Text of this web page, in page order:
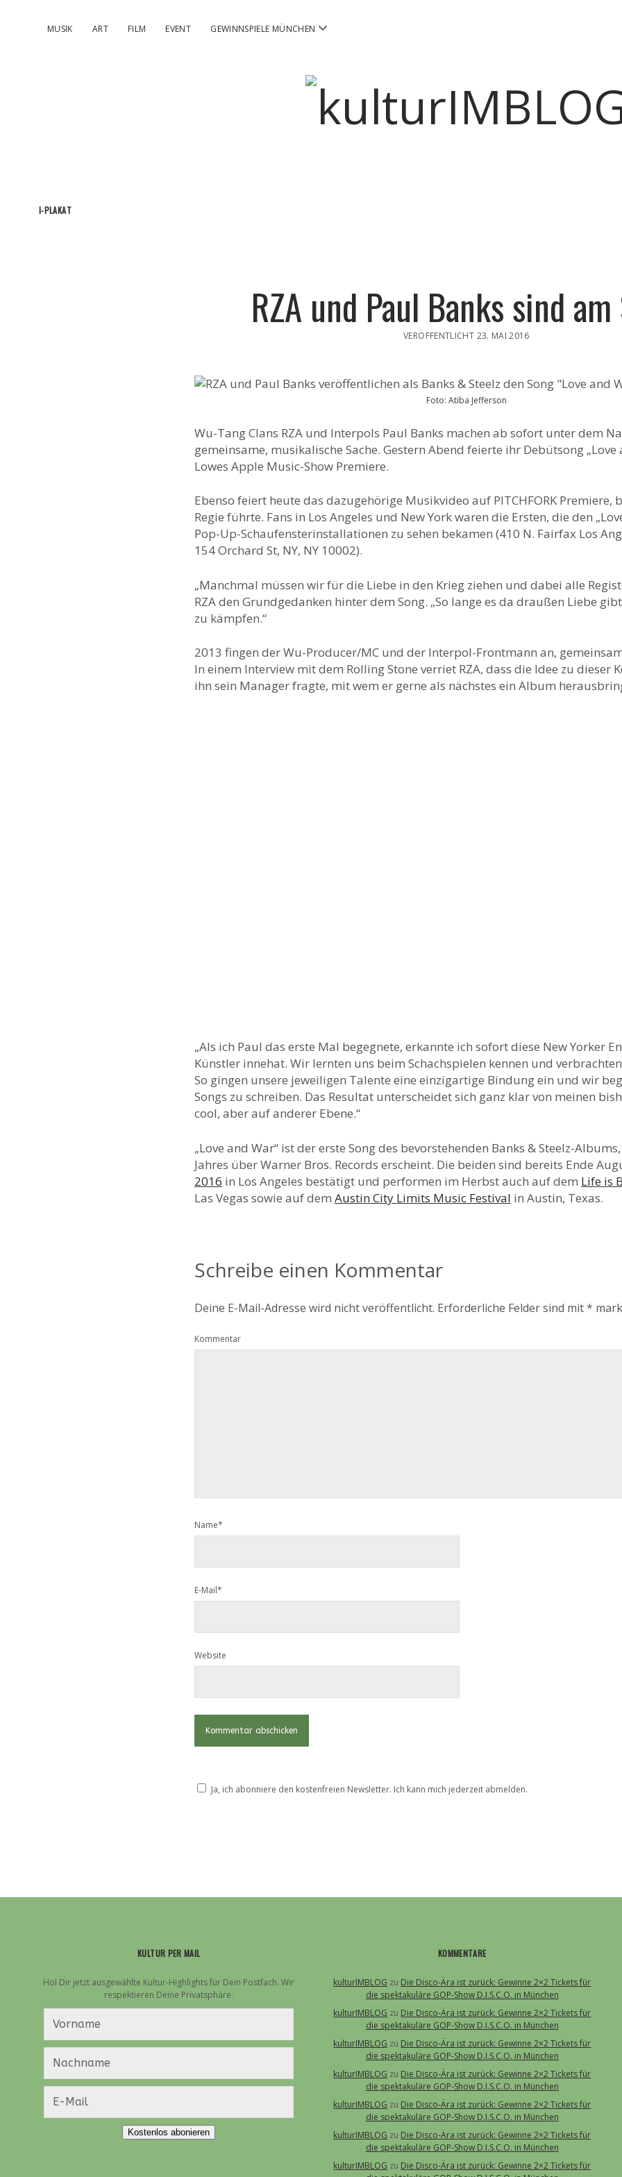
MUSIK ART FILM EVENT GEWINNSPIELE MÜNCHEN Menü
kulturIMBLOG
I-PLAKAT
RZA und Paul Banks sind
VERÖFFENTLICHT 23. MAI 2016
Foto: Atiba Jefferson
Wu-Tang Clans RZA und Interpols Paul Banks machen ab sofort unter dem
gemeinsame, musikalische Sache. Gestern Abend feierte ihr Debütsong „Love
Lowes Apple Music-Show Premiere.
Ebenso feiert heute das dazugehörige Musikvideo auf PITCHFORK Premiere,
Regie führte. Fans in Los Angeles und New York waren die Ersten, die den
Pop-Up-Schaufensterinstallationen zu sehen bekamen (410 N. Fairfax Los
154 Orchard St, NY, NY 10002).
„Manchmal müssen wir für die Liebe in den Krieg ziehen und dabei alle
RZA den Grundgedanken hinter dem Song. „So lange es da draußen Liebe
zu kämpfen.“
2013 fingen der Wu-Producer/MC und der Interpol-Frontmann an,
In einem Interview mit dem Rolling Stone verriet RZA, dass die Idee zu dieser
ihn sein Manager fragte, mit wem er gerne als nächstes ein Album
„Als ich Paul das erste Mal begegnete, erkannte ich sofort diese New Yorker
Künstler innehat. Wir lernten uns beim Schachspielen kennen und
So gingen unsere jeweiligen Talente eine einzigartige Bindung ein und wir
Songs zu schreiben. Das Resultat unterscheidet sich ganz klar von meinen
cool, aber auf anderer Ebene.“
„Love and War“ ist der erste Song des bevorstehenden Banks & Steelz-
Jahres über Warner Bros. Records erscheint. Die beiden sind bereits Ende
2016 in Los Angeles bestätigt und performen im Herbst auch auf dem Life is
Las Vegas sowie auf dem Austin City Limits Music Festival in Austin, Texas.
Schreibe einen Kommentar
Deine E-Mail-Adresse wird nicht veröffentlicht. Erforderliche Felder sind mit*
Kommentar
Name*
E-Mail*
Website
Ja, ich abonniere den kostenfreien Newsletter. Ich kann mich jederzeit abmelden.
KULTUR PER MAIL
Hol Dir jetzt ausgewählte Kultur-Highlights für Dein Postfach. Wir
respektieren Deine Privatsphäre.
Kostenlos abonieren
KOMMENTARE
kulturIMBLOG zu Die Disco-Ära ist zurück: Gewinne 2×2 Tickets für
die spektakuläre GOP-Show D.I.S.C.O. in München
kulturIMBLOG zu Die Disco-Ära ist zurück: Gewinne 2×2 Tickets für
die spektakuläre GOP-Show D.I.S.C.O. in München
kulturIMBLOG zu Die Disco-Ära ist zurück: Gewinne 2×2 Tickets für
die spektakuläre GOP-Show D.I.S.C.O. in München
kulturIMBLOG zu Die Disco-Ära ist zurück: Gewinne 2×2 Tickets für
die spektakuläre GOP-Show D.I.S.C.O. in München
kulturIMBLOG zu Die Disco-Ära ist zurück: Gewinne 2×2 Tickets für
die spektakuläre GOP-Show D.I.S.C.O. in München
kulturIMBLOG zu Die Disco-Ära ist zurück: Gewinne 2×2 Tickets für
die spektakuläre GOP-Show D.I.S.C.O. in München
kulturIMBLOG zu Die Disco-Ära ist zurück: Gewinne 2×2 Tickets für